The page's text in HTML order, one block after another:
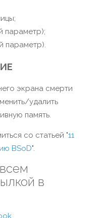
параметр);
параметр).
экрана смерти
удалить
память.
со статьей "11
BSoD".
в